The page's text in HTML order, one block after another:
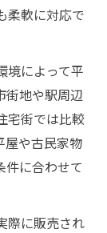
柔軟に対応で
境によって平
街地や駅周辺
宅街では比較
屋や古民家物
件に合わせて
際に販売され